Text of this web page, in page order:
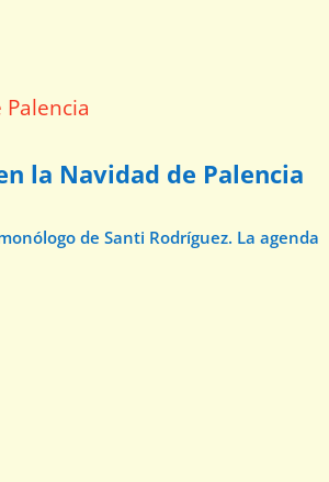
la Navidad de Palencia
de Santi Rodríguez. La agenda